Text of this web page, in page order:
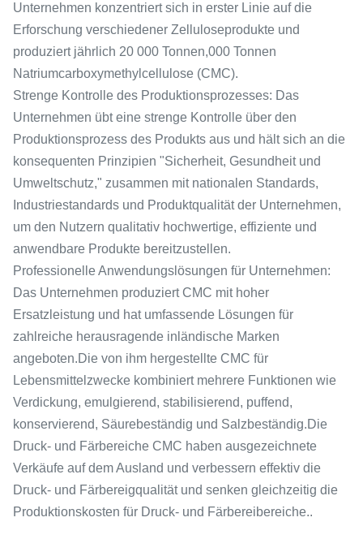
Unternehmen konzentriert sich in erster Linie auf die
Erforschung verschiedener Zelluloseprodukte und
produziert jährlich 20 000 Tonnen,000 Tonnen
Natriumcarboxymethylcellulose (CMC).
Strenge Kontrolle des Produktionsprozesses: Das
Unternehmen übt eine strenge Kontrolle über den
Produktionsprozess des Produkts aus und hält sich an die
konsequenten Prinzipien "Sicherheit, Gesundheit und
Umweltschutz," zusammen mit nationalen Standards,
Industriestandards und Produktqualität der Unternehmen,
um den Nutzern qualitativ hochwertige, effiziente und
anwendbare Produkte bereitzustellen.
Professionelle Anwendungslösungen für Unternehmen:
Das Unternehmen produziert CMC mit hoher
Ersatzleistung und hat umfassende Lösungen für
zahlreiche herausragende inländische Marken
angeboten.Die von ihm hergestellte CMC für
Lebensmittelzwecke kombiniert mehrere Funktionen wie
Verdickung, emulgierend, stabilisierend, puffend,
konservierend, Säurebeständig und Salzbeständig.Die
Druck- und Färbereiche CMC haben ausgezeichnete
Verkäufe auf dem Ausland und verbessern effektiv die
Druck- und Färbereigqualität und senken gleichzeitig die
Produktionskosten für Druck- und Färbereibereiche..